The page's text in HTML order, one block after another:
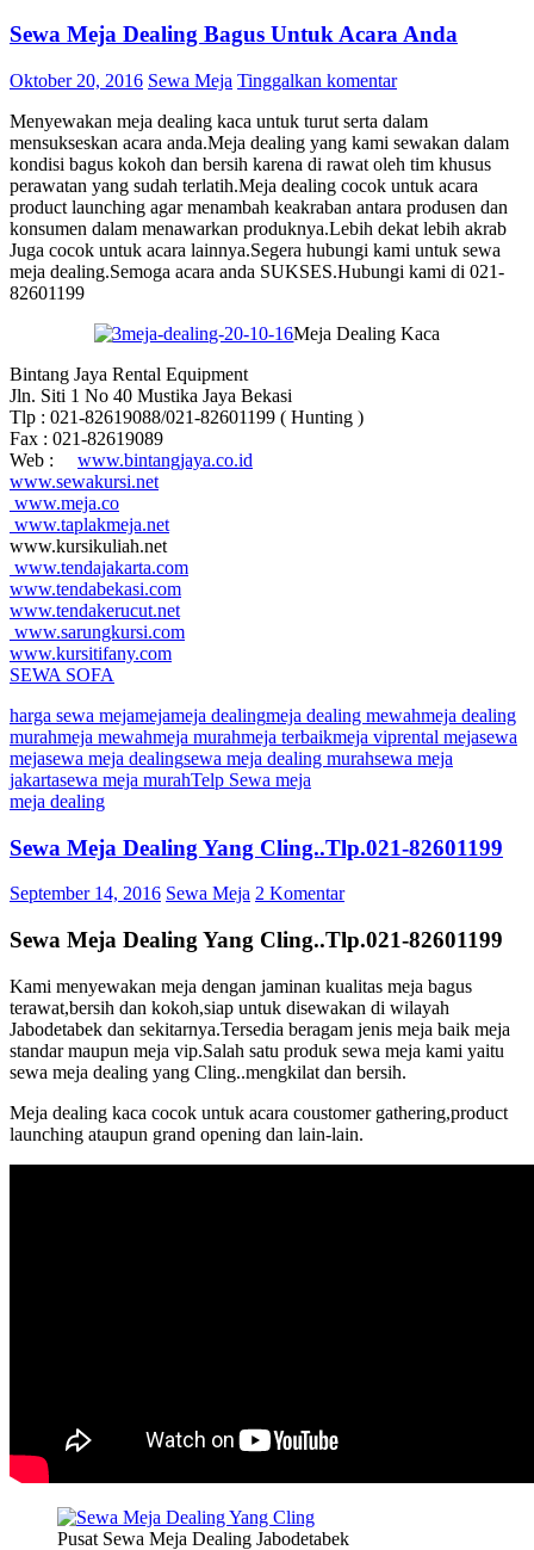
Sewa Meja Dealing Bagus Untuk Acara Anda
Oktober 20, 2016 Sewa Meja Tinggalkan komentar
Menyewakan meja dealing kaca untuk turut serta dalam
mensukseskan acara anda.Meja dealing yang kami sewakan dalam
kondisi bagus kokoh dan bersih karena di rawat oleh tim khusus
perawatan yang sudah terlatih.Meja dealing cocok untuk acara
product launching agar menambah keakraban antara produsen dan
konsumen dalam menawarkan produknya.Lebih dekat lebih akrab
Juga cocok untuk acara lainnya.Segera hubungi kami untuk sewa
meja dealing.Semoga acara anda SUKSES.Hubungi kami di 021-
82601199
Meja Dealing Kaca
Bintang Jaya Rental Equipment
Jln. Siti 1 No 40 Mustika Jaya Bekasi
Tlp : 021-82619088/021-82601199 ( Hunting )
Fax : 021-82619089
Web : www.bintangjaya.co.id
www.sewakursi.net
www.meja.co
www.taplakmeja.net
www.kursikuliah.net
www.tendajakarta.com
www.tendabekasi.com
www.tendakerucut.net
www.sarungkursi.com
www.kursitifany.com
SEWA SOFA
harga sewa mejamejameja dealingmeja dealing mewahmeja dealing
murahmeja mewahmeja murahmeja terbaikmeja viprental mejasewa
mejasewa meja dealingsewa meja dealing murahsewa meja
jakartasewa meja murahTelp Sewa meja
meja dealing
Sewa Meja Dealing Yang Cling..Tlp.021-82601199
September 14, 2016 Sewa Meja 2 Komentar
Sewa Meja Dealing Yang Cling..Tlp.021-82601199
Kami menyewakan meja dengan jaminan kualitas meja bagus
terawat,bersih dan kokoh,siap untuk disewakan di wilayah
Jabodetabek dan sekitarnya.Tersedia beragam jenis meja baik meja
standar maupun meja vip.Salah satu produk sewa meja kami yaitu
sewa meja dealing yang Cling..mengkilat dan bersih.
Meja dealing kaca cocok untuk acara coustomer gathering,product
launching ataupun grand opening dan lain-lain.
Pusat Sewa Meja Dealing Jabodetabek